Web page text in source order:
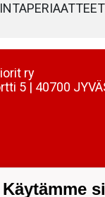
ry
5 | 40700
Käytämme